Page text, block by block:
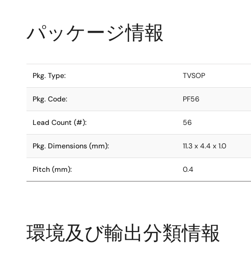
パッケージ情報
Pkg. Type: TVSOP
Pkg. Code: PF56
Lead Count (#): 56
Pkg. Dimensions (mm): 11.3 x 4.4 x 1.0
Pitch (mm): 0.4
環境及び輸出分類情報